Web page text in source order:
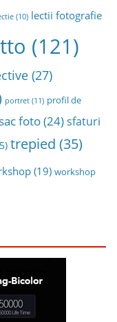
(10) lectii fotografie
(121)
(27)
portret (11) profil de
foto(24)sfaturi
trepied (35)
(19) workshop